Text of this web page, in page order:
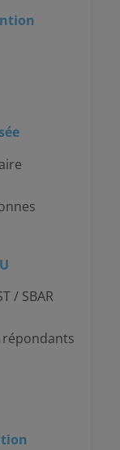
/ SBAR